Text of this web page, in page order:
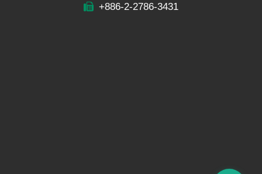
+886-2-2786-3431